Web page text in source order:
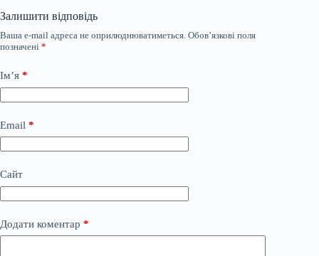
Залишити відповідь
Ваша e-mail адреса не оприлюднюватиметься. Обов’язкові поля
позначені *
Ім’я *
Email *
Сайт
Додати коментар *